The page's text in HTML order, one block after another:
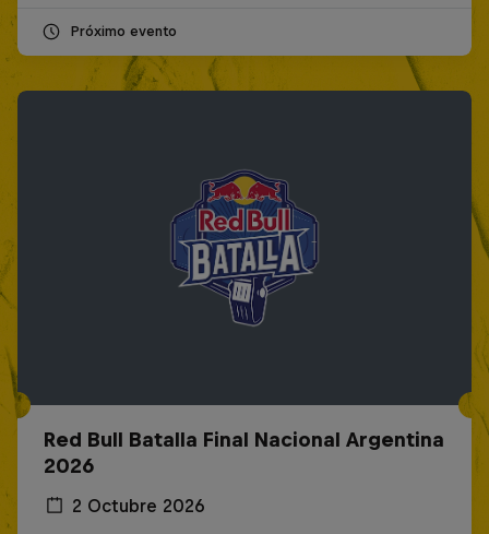
Próximo evento
Red Bull Batalla Final Nacional Argentina
2026
2 Octubre 2026